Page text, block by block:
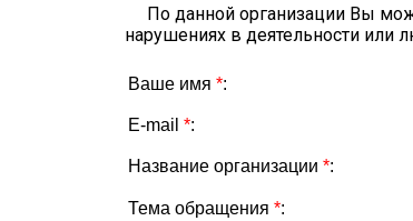
По данной организации Вы
нарушениях в деятельности
Ваше имя *:
E-mail *:
Название организации *:
Тема обращения *: